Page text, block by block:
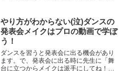
ーを使い、一番早く乾くドライヤーを見
つけました！
やり方がわからない(泣)ダンスの
発表会メイクはプロの動画で学ぼ
う！
ダンスを習うと発表会に出る機会があり
ます。で、発表会に出る時に先生に「舞
台に立つからメイクは派手にしてね！」